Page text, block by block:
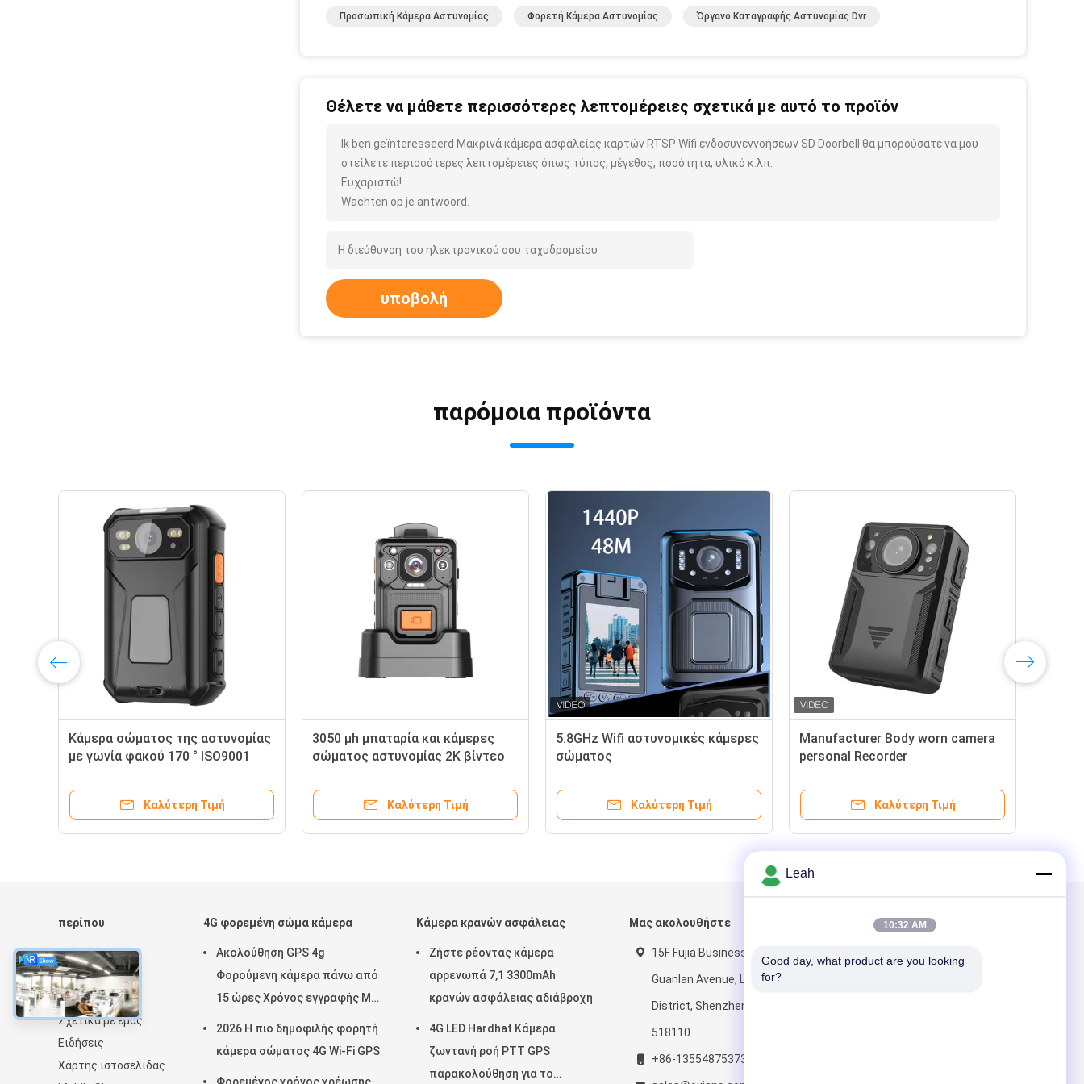
Προσωπική Κάμερα Αστυνομίας Φορετή Κάμερα Αστυνομίας Όργανο Καταγραφής Αστυνομίας Dvr
Θέλετε να μάθετε περισσότερες λεπτομέρειες σχετικά με αυτό το προϊόν
Ik ben geïnteresseerd Μακρινά κάμερα ασφαλείας καρτών RTSP Wifi ενδοσυνεννοήσεων SD Doorbell θα μπορούσατε να μου
στείλετε περισσότερες λεπτομέρειες όπως τύπος, μέγεθος, ποσότητα, υλικό κ.λπ.
Ευχαριστώ!
Wachten op je antwoord.
υποβολή
παρόμοια προϊόντα
Κάμερα σώματος της αστυνομίας
με γωνία φακού 170 ° ISO9001
HD 2,0 ιντσών LCD
Καλύτερη Τιμή
3050 μh μπαταρία και κάμερες
σώματος αστυνομίας 2K βίντεο
-15 βαθμούς C έως 55 βαθμούς C
Καλύτερη Τιμή
5.8GHz Wifi αστυνομικές κάμερες
σώματος
Καλύτερη Τιμή
Manufacturer Body worn camera
personal Recorder
Καλύτερη Τιμή
περίπου
Σπίτι
Προϊόντα
Εκπομπή VR
Σχετικά με εμάς
Ειδήσεις
Χάρτης ιστοσελίδας
4G φορεμένη σώμα κάμερα
Ακολούθηση GPS 4g
Φορούμενη κάμερα πάνω από
15 ώρες Χρόνος εγγραφής Mp4
2026 Η πιο δημοφιλής φορητή
κάμερα σώματος 4G Wi-Fi GPS
Κάμερα κρανών ασφάλειας
Ζήστε ρέοντας κάμερα
αρρενωπά 7,1 3300mAh
κρανών ασφάλειας αδιάβροχη
4G LED Hardhat Κάμερα
ζωντανή ροή PTT GPS
παρακολούθηση για το
Μας ακολουθήστε
15F Fujia Business Center,
Guanlan Avenue, Longhua
District, Shenzhen, China
518110
+86-13554875373
Στείλτε μας μήνυμα
Leah
10:32 AM
Good day, what product are you looking
for?